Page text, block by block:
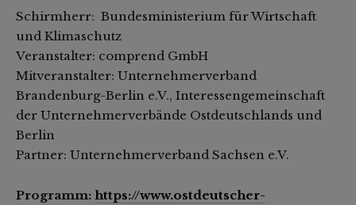
Schirmherr: Bundesministerium für Wirtschaft
und Klimaschutz
Veranstalter: comprend GmbH
Mitveranstalter: Unternehmerverband
Brandenburg-Berlin e.V., Interessengemeinschaft
der Unternehmerverbände Ostdeutschlands und
Berlin
Partner: Unternehmerverband Sachsen e.V.
Programm: https://www.ostdeutscher-